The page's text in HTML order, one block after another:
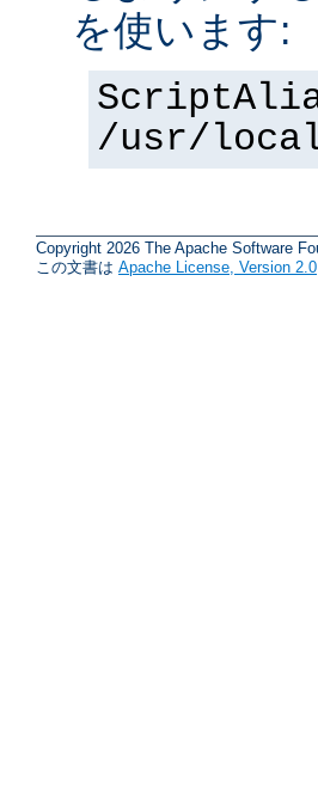
を使います:
/usr/
Copyright 2026 The Apache Software
この文書は Apache License, Version 2.0